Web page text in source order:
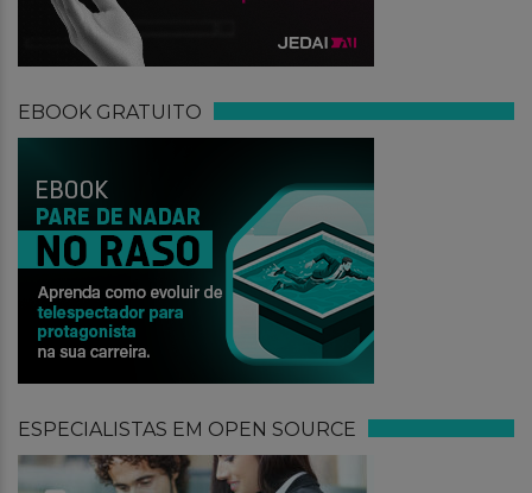
EBOOK GRATUITO
ESPECIALISTAS EM OPEN SOURCE